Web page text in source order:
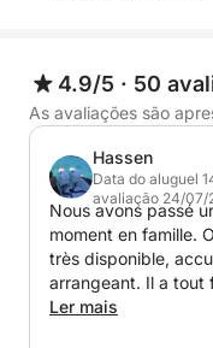
4.9/5 · 50
As avaliações são
Hassen
Data do aluguel
avaliação 24/07/
Nous avons passé
moment en famille.
très disponible,
arrangeant. Il a tout
faciliter les choses à
Ler mais